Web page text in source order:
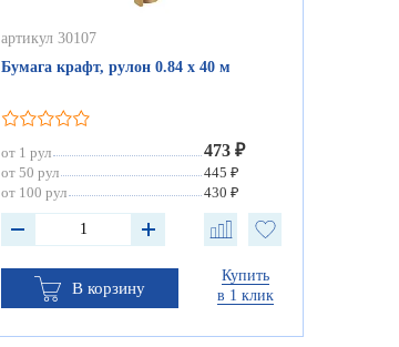
артикул 30107
Бумага крафт, рулон 0.84 х 40 м
от 1 рул 473 ₽
от 50 рул
445 ₽
от 100 рул
430 ₽
В корзину
Купить
в 1 клик